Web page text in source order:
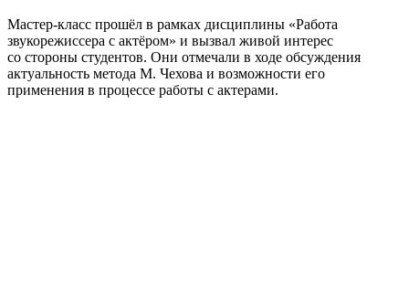
Мастер-класс прошёл в рамках дисциплины «Работа
звукорежиссера с актёром» и вызвал живой интерес
со стороны студентов. Они отмечали в ходе обсуждения
актуальность метода М. Чехова и возможности его
применения в процессе работы с актерами.